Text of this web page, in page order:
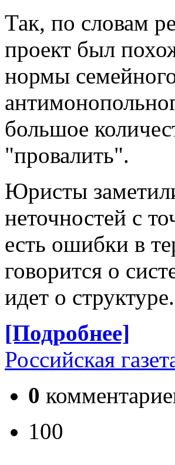
Так, по словам
проект был
нормы
большое
"провалить".
Юристы
неточностей с
есть ошибки в
говорится о
идет о структуре.
[Подробнее]
Российская
0
100